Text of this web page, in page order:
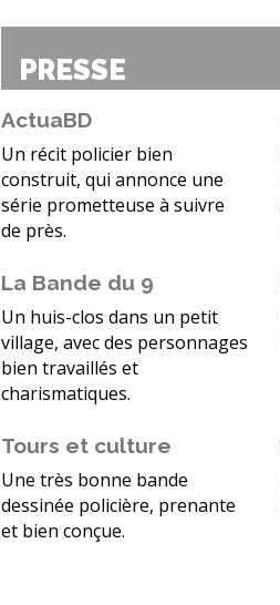
PRESSE
ActuaBD
Un récit policier bien
construit, qui annonce une
série prometteuse à suivre
de près.
La Bande du 9
Un huis-clos dans un petit
village, avec des personnages
bien travaillés et
charismatiques.
Tours et culture
Une très bonne bande
dessinée policière, prenante
et bien conçue.